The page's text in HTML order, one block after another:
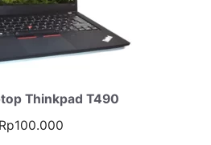
Thinkpad T490
Rp100.000